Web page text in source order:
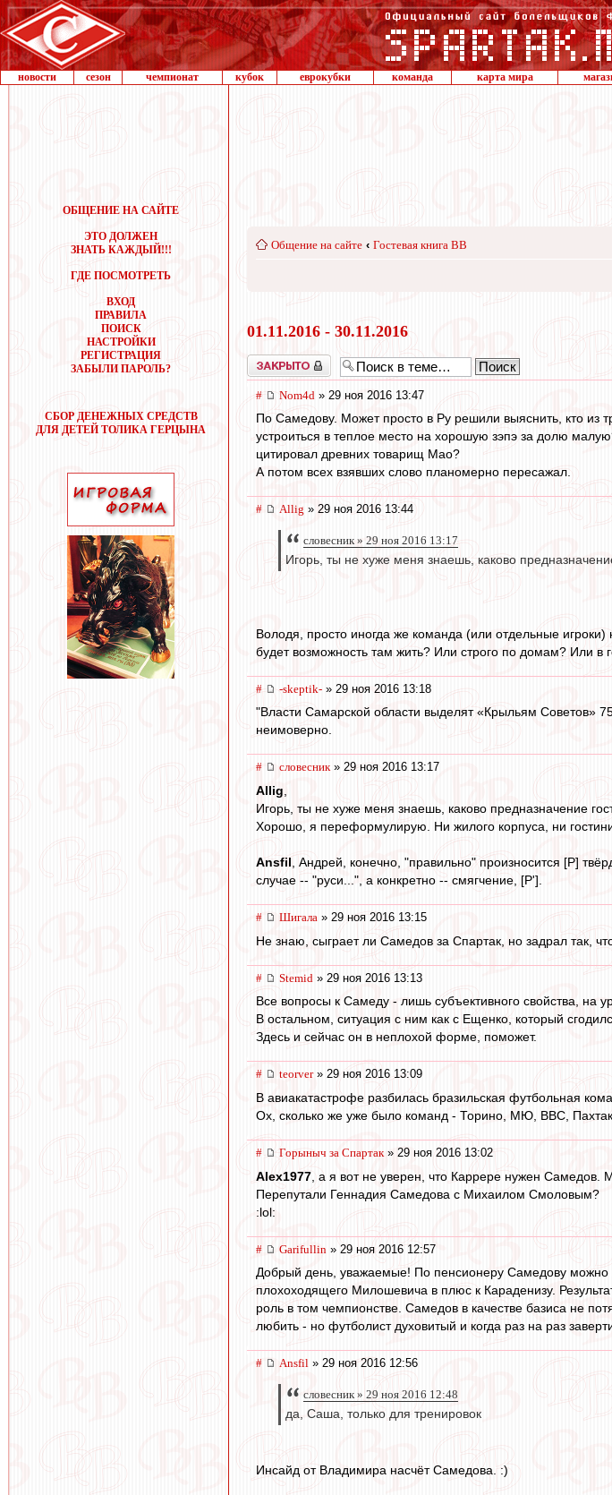
новости сезон чемпионат кубок еврокубки команда карта мира
ОБЩЕНИЕ НА САЙТЕ
ЭТО ДОЛЖЕН
ЗНАТЬ КАЖДЫЙ!!!
ГДЕ ПОСМОТРЕТЬ
ВХОД
ПРАВИЛА
ПОИСК
НАСТРОЙКИ
РЕГИСТРАЦИЯ
ЗАБЫЛИ ПАРОЛЬ?
СБОР ДЕНЕЖНЫХ СРЕДСТВ
ДЛЯ ДЕТЕЙ ТОЛИКА ГЕРЦЫНА
Общение на сайте ‹ Гостевая книга ВВ
01.11.2016 - 30.11.2016
Закрыто
# Nom4d » 29 ноя 2016 13:47
По Самедову. Может просто в Ру решили выяснить, кто из
устроиться в теплое место на хорошую зэпэ за долю
цитировал древних товарищ Мао?
А потом всех взявших слово планомерно пересажал.
# Allig » 29 ноя 2016 13:44
словесник » 29 ноя 2016 13:17
Игорь, ты не хуже меня знаешь, каково
Володя, просто иногда же команда (или отдельные
будет возможность там жить? Или строго по домам? Или в
# -skeptik- » 29 ноя 2016 13:18
"Власти Самарской области выделят «Крыльям Советов»
неимоверно.
# словесник» 29 ноя 2016 13:17
Allig
Игорь, ты не хуже меня знаешь, каково предназначение
Хорошо, я переформулирую. Ни жилого корпуса, ни
Ansfil , Андрей, конечно, "правильно" произносится [Р]
случае -- "руси...", а конкретно -- смягчение, [Р'].
# Шигала » 29 ноя 2016 13:15
Не знаю, сыграет ли Самедов за Спартак, но задрал так,
# Stemid » 29 ноя 2016 13:13
Все вопросы к Самеду - лишь субъективного свойства, на
В остальном, ситуация с ним как с Ещенко, который
Здесь и сейчас он в неплохой форме, поможет.
# teorver» 29 ноя 2016 13:09
В авиакатастрофе разбилась бразильская футбольная
Ох, сколько же уже было команд - Торино, МЮ, ВВС,
# Горыныч за Спартак » 29 ноя 2016 13:02
Alex1977 , а я вот не уверен, что Каррере нужен Самедов.
Перепутали Геннадия Самедова с Михаилом Смоловым?
:lol:
# Garifullin » 29 ноя 2016 12:57
Добрый день, уважаемые! По пенсионеру Самедову можно
плохоходящего Милошевича в плюс к Караденизу.
роль в том чемпионстве. Самедов в качестве базиса не
любить - но футболист духовитый и когда раз на раз
# Ansfil » 29 ноя 2016 12:56
словесник » 29 ноя 2016 12:48
да, Саша, только для тренировок
Инсайд от Владимира насчёт Самедова. :)